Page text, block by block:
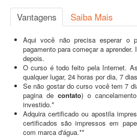
Vantagens Saiba Mais
Aqui você não precisa esperar o
pagamento para começar a
depois.
O curso é todo feito pela Internet.
qualquer lugar, 24 horas por dia, 7
Se não gostar do curso você tem 7
pagina de contato) o
investido.*
Adquira certificado ou apostila
certificados são impressos em
com marca d'água.**